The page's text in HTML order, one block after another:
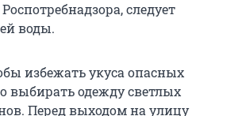
следует
воды.
избежать укуса опасных
выбирать одежду светлых
Перед выходом на улицу